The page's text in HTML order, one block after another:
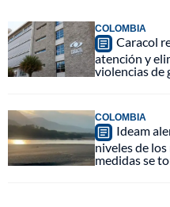
COLOMBIA
Caracol
atención y
violencias de
COLOMBIA
Ideam
niveles de
medidas se